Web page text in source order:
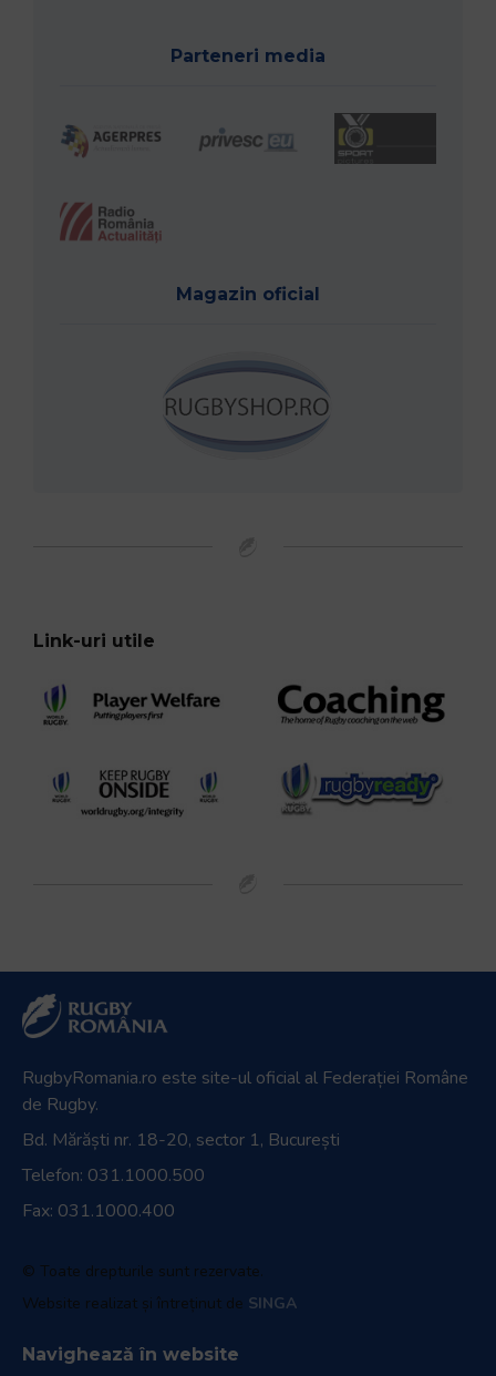
Parteneri media
Magazin oficial
Link-uri utile
RugbyRomania.ro este site-ul oficial al Federației Române
de Rugby.
Bd. Mărăști nr. 18-20, sector 1, București
Telefon: 031.1000.500
Fax: 031.1000.400
© Toate drepturile sunt rezervate.
Website realizat și întreținut de SINGA
Navighează în website